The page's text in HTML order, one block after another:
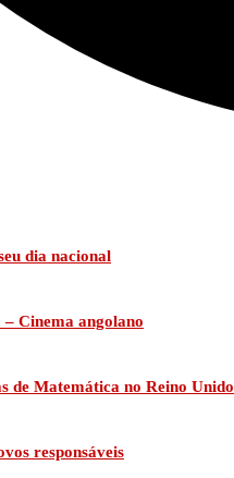
dia nacional
Cinema angolano
de Matemática no Reino Unido
responsáveis